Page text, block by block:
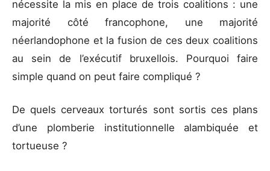
nécessite la mis en place de trois coalitions : une
majorité côté francophone, une majorité
néerlandophone et la fusion de ces deux coalitions
au sein de l’exécutif bruxellois. Pourquoi faire
simple quand on peut faire compliqué ?
De quels cerveaux torturés sont sortis ces plans
d’une plomberie institutionnelle alambiquée et
tortueuse ?